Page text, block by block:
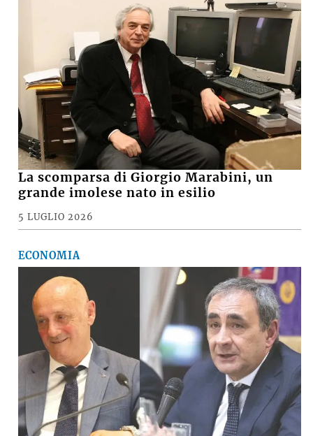
La scomparsa di Giorgio Marabini, un
grande imolese nato in esilio
5 LUGLIO 2026
ECONOMIA